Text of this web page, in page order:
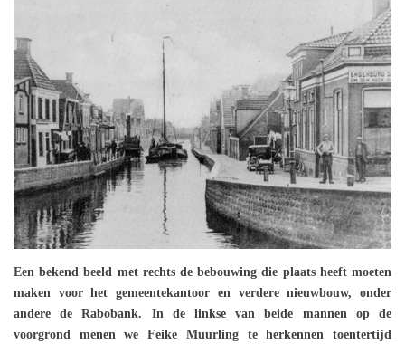
Een bekend beeld met rechts de bebouwing die plaats heeft moeten
maken voor het gemeentekantoor en verdere nieuwbouw, onder
andere de Rabobank. In de linkse van beide mannen op de
voorgrond menen we Feike Muurling te herkennen toentertijd